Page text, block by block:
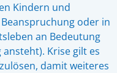
Kindern und
oder in
an Bedeutung
Krise gilt es
damit weiteres